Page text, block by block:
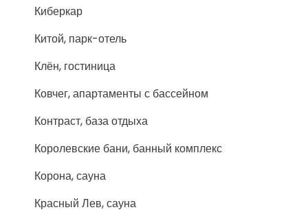
Киберкар
Китой, парк-отель
Клён, гостиница
Ковчег, апартаменты с бассейном
Контраст, база отдыха
Королевские бани, банный комплекс
Корона, сауна
Красный Лев, сауна